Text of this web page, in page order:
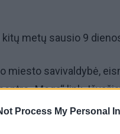
Process My Personal
metų sausio 9
miesto savivaldybė,
„Mega“ link.